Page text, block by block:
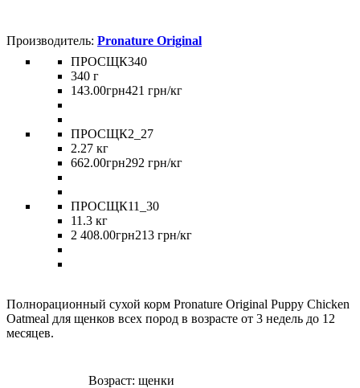
Pronature Original
ПРОСЩК340
340 г
143.00грн421 грн/кг
ПРОСЩК2_27
2.27 кг
662.00грн292 грн/кг
ПРОСЩК11_30
11.3 кг
2 408.00грн213 грн/кг
Полнорационный сухой корм Pronature Original Puppy Chicken
Oatmeal для щенков всех пород в возрасте от 3 недель до 12
месяцев.
Возраст: щенки